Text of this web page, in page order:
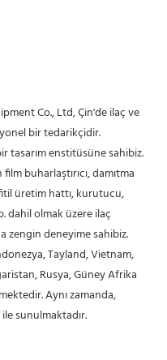
bir tedarikçidir.
tasarım enstitüsüne sahibiz.
buharlaştırıcı, damıtma
üretim hattı, kurutucu,
dahil olmak üzere ilaç
zengin deneyime sahibiz.
Tayland, Vietnam,
Rusya, Güney Afrika
Aynı zamanda,
sunulmaktadır.